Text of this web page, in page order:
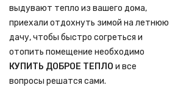
выдувают тепло из вашего дома,
приехали отдохнуть зимой на летнюю
дачу, чтобы быстро согреться и
отопить помещение необходимо
КУПИТЬ ДОБРОЕ ТЕПЛО и все
вопросы решатся сами.